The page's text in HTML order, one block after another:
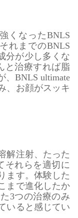
くなったBNLS
れまでのBNLS
分が少し多くな
と治療すれば脂
、BNLS ultimate
、お顔がスッキ
解注射、たった
それらを適切に
ます。体験した
まで進化したか
3つの治療のみ
いると感じてい